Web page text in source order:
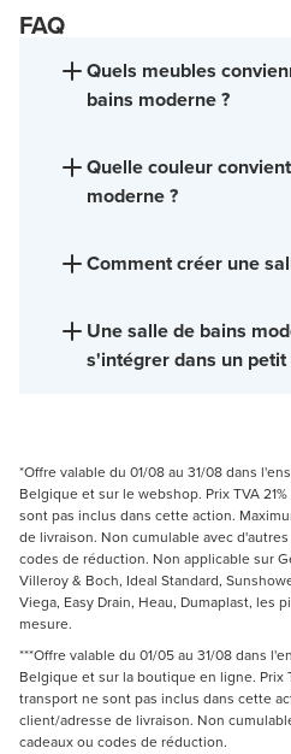
FAQ
Quels meubles
bains moderne ?
Quelle couleur
moderne ?
Comment créer une
Une salle de bains
s'intégrer dans un petit
*Offre valable du 01/08 au 31/08 dans
Belgique et sur le webshop. Prix TVA
sont pas inclus dans cette action.
de livraison. Non cumulable avec
codes de réduction. Non applicable sur
Villeroy & Boch, Ideal Standard,
Viega, Easy Drain, Heau, Dumaplast, les
mesure.
***Offre valable du 01/05 au 31/08 dans
Belgique et sur la boutique en ligne. Prix
transport ne sont pas inclus dans cette
client/adresse de livraison. Non
cadeaux ou codes de réduction.